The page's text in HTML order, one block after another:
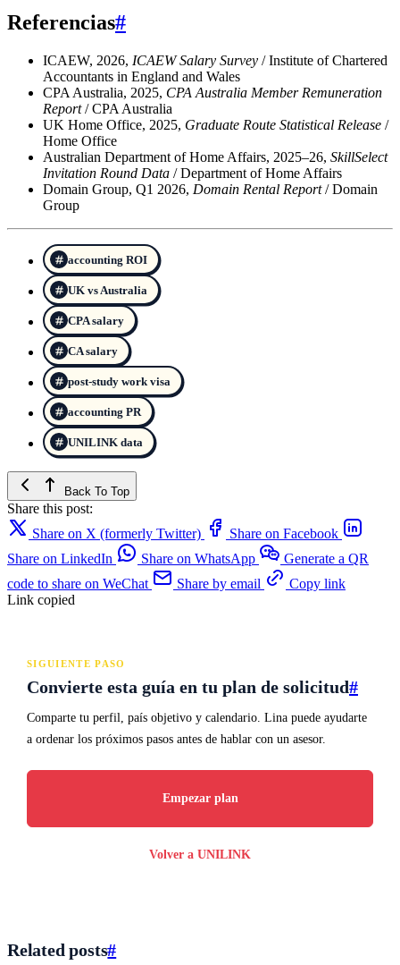
Referencias#
ICAEW, 2026, ICAEW Salary Survey / Institute of Chartered
Accountants in England and Wales
CPA Australia, 2025, CPA Australia Member Remuneration
Report/ CPA Australia
UK Home Office, 2025, Graduate Route Statistical Release /
Home Office
Australian Department of Home Affairs, 2025–26, SkillSelect
Invitation Round Data / Department of Home Affairs
Domain Group, Q1 2026, Domain Rental Report/ Domain
Group
accounting ROI
UK vs Australia
CPA salary
CA salary
post-study work visa
accounting PR
UNILINK data
Back To Top
Share this post:
Share on X (formerly Twitter)
Share on Facebook
Share on LinkedIn
Share on WhatsApp
Generate a QR
code to share on WeChat
Share by email
Copy link
Link copied
SIGUIENTE PASO
Convierte esta guía en tu plan de solicitud#
Comparte tu perfil, país objetivo y calendario. Lina puede ayudarte
a ordenar los próximos pasos antes de hablar con un asesor.
Empezar plan
Volver a UNILINK
Related posts#